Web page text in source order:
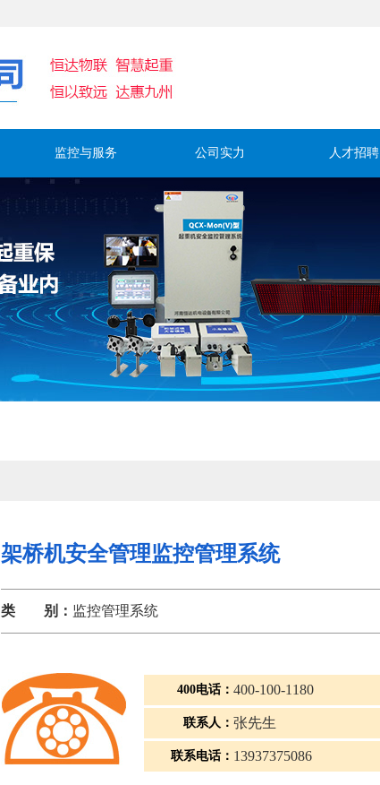
监控与服务 公司实力 人才招聘
架桥机安全管理监控管理系统
类 别： 监控管理系统
400电话： 400-100-1180
联系人： 张先生
联系电话： 13937375086